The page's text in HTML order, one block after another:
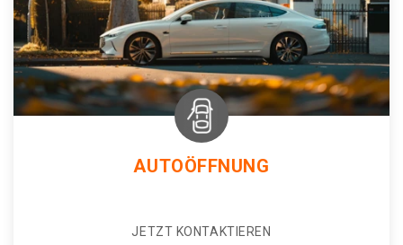
AUTOÖFFNUNG
JETZT KONTAKTIEREN